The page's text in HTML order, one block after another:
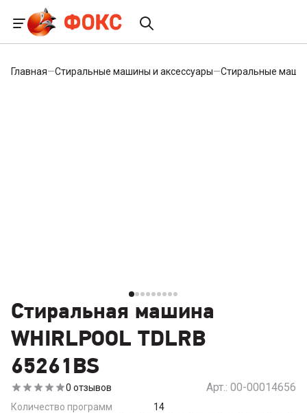
Главная—Стиральные машины и аксессуары—Стиральные
Стиральная машина
WHIRLPOOL TDLRB
65261BS
0 отзывов Арт.: 00-00014656
Количество программ
14